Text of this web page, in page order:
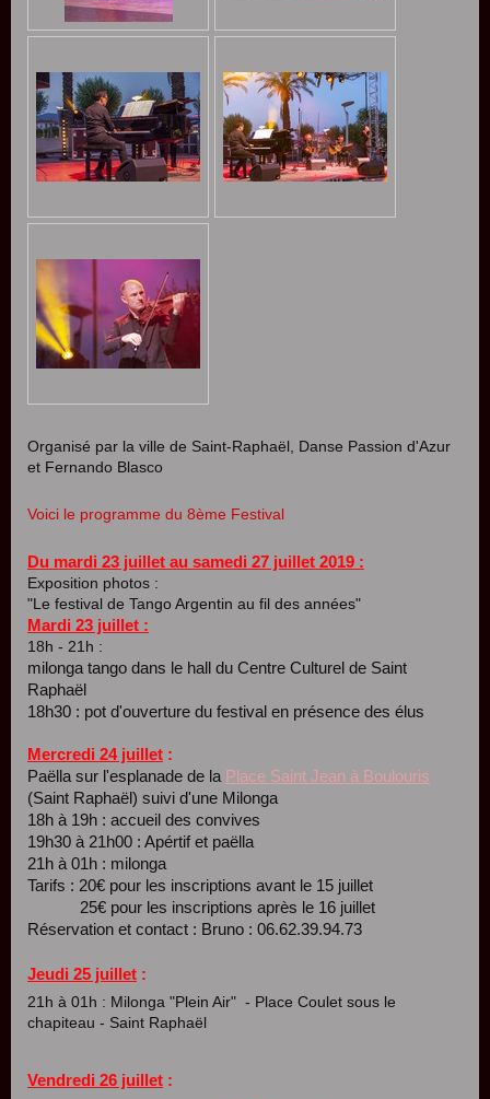
Organisé par la ville de Saint-Raphaël, Danse Passion d'Azur
et Fernando Blasco
Voici le programme du 8ème Festival
Du mardi 23 juillet au samedi 27 juillet 2019 :
Exposition photos :
"Le festival de Tango Argentin au fil des années"
Mardi 23 juillet :
18h - 21h :
milonga tango dans le hall du Centre Culturel de Saint
Raphaël
18h30 : pot d'ouverture du festival en présence des élus
Mercredi 24 juillet :
Paëlla sur l'esplanade de la Place Saint Jean à Boulouris
(Saint Raphaël) suivi d'une Milonga
18h à 19h : accueil des convives
19h30 à 21h00 : Apértif et paëlla
21h à 01h : milonga
Tarifs : 20€ pour les inscriptions avant le 15 juillet
25€ pour les inscriptions après le 16 juillet
Réservation et contact : Bruno : 06.62.39.94.73
Jeudi 25 juillet :
21h à 01h : Milonga "Plein Air" - Place Coulet sous le
chapiteau - Saint Raphaël
Vendredi 26 juillet :